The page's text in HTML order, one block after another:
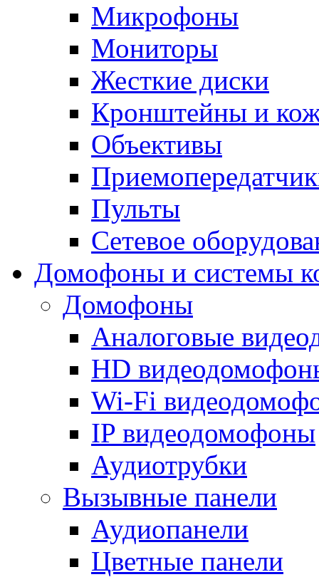
Микрофоны
Мониторы
Жесткие диски
Кронштейны и
Объективы
Пульты
Сетевое
Домофоны и системы
Домофоны
Аналоговые
HD
Wi-Fi
IP видеодомофоны
Аудиотрубки
Вызывные панели
Аудиопанели
Цветные панели